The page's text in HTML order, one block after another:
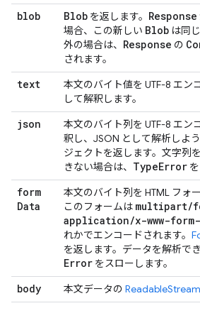
blob Blob を返します。 Response
場合、この新しい Blob は同
外の場合は、 Response の
されます。
text
本文のバイト値を UTF-8 エン
して解釈します。
json
本文のバイト列を UTF-8 エン
釈し、JSON として解析しよ
ジェクトを返します。文字列
きない場合は、 TypeError
form
Data
本文のバイト列を HTML フォ
このフォームは multipart/
application/x-www-
れかでエンコードされます。
を返します。データを解析で
Error をスローします。
body 本文データの ReadableStream